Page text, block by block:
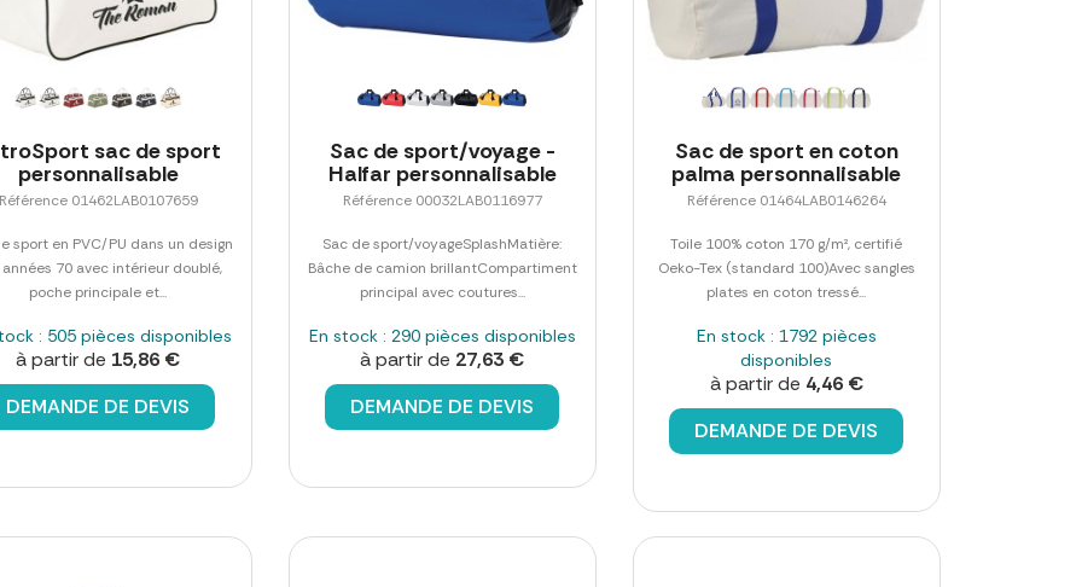
sac de sport
personnalisable
01462LAB0107659
sport en PVC/PU dans un design
70 avec intérieur doublé,
poche principale et...
: 505 pièces disponibles
à partir de 15,86 €
DEMANDE DE DEVIS
Sac de sport/voyage -
Halfar personnalisable
Référence 00032LAB0116977
Sac de sport/voyageSplashMatière:
Bâche de camion brillantCompartiment
principal avec coutures...
En stock : 290 pièces disponibles
à partir de 27,63 €
DEMANDE DE DEVIS
Sac de sport en coton
palma personnalisable
Référence 01464LAB0146264
Toile 100% coton 170 g/m², certifié
Oeko-Tex (standard 100)Avec sangles
plates en coton tressé...
En stock : 1792 pièces
disponibles
à partir de 4,46 €
DEMANDE DE DEVIS